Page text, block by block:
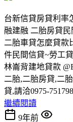
台新信貸房貸利率
融建融 二胎房貸
二胎車貸怎麼貸款
件民間信貸~勞工
林崙背建地貸款
二胎,二胎房貸,二
貸,請洽0975-751798
繼續閱讀
9年前